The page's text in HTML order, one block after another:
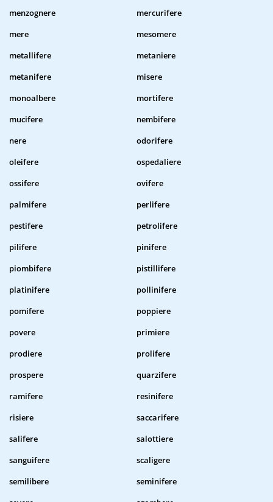
menzognere
mercurifere
mere
mesomere
metallifere
metaniere
metanifere
misere
monoalbere
mortifere
mucifere
nembifere
nere
odorifere
oleifere
ospedaliere
ossifere
ovifere
palmifere
perlifere
pestifere
petrolifere
pilifere
pinifere
piombifere
pistillifere
platinifere
pollinifere
pomifere
poppiere
povere
primiere
prodiere
prolifere
prospere
quarzifere
ramifere
resinifere
risiere
saccarifere
salifere
salottiere
sanguifere
scaligere
semilibere
seminifere